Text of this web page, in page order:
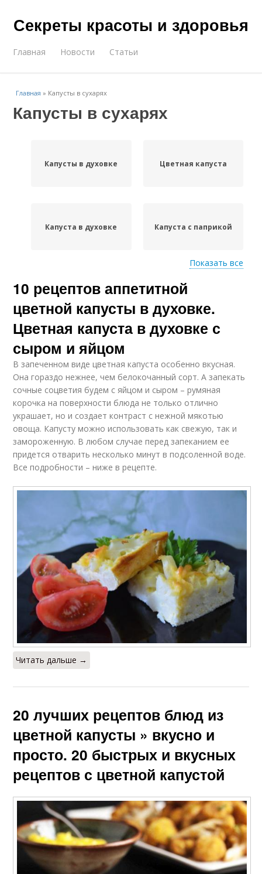
Секреты красоты и здоровья
Главная Новости Статьи
Главная » Капусты в сухарях
Капусты в сухарях
Капусты в духовке Цветная капуста
Капуста в духовке Капуста с паприкой
Капуста с чесноком Капуста с сыром
Капуста со специями
Капуста с грибами Капуста в кляре
Блюда из цветной
капусты
капустой
Капуста со сметаной
Капуста в кукурузной
панировке
Сердечки с цветной
капустой
Суп с цветной
капустой
Крем-суп из цветной
Капусты с овощами
цветной капусты
Капусты на сковороде
капусты
Капуста с фасолью Капуста с яйцом
Показать все
10 рецептов аппетитной
цветной капусты в духовке.
Цветная капуста в духовке с
сыром и яйцом
В запеченном виде цветная капуста особенно вкусная.
Она гораздо нежнее, чем белокочанный сорт. А запекать
сочные соцветия будем с яйцом и сыром – румяная
корочка на поверхности блюда не только отлично
украшает, но и создает контраст с нежной мякотью
овоща. Капусту можно использовать как свежую, так и
замороженную. В любом случае перед запеканием ее
придется отварить несколько минут в подсоленной воде.
Все подробности – ниже в рецепте.
Читать дальше →
20 лучших рецептов блюд из
цветной капусты » вкусно и
просто. 20 быстрых и вкусных
рецептов с цветной капустой